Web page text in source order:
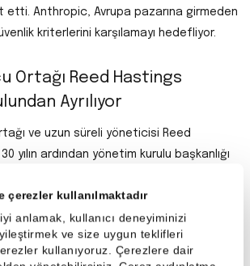
çerezler kullanılmaktadır
anlamak, kullanıcı deneyiminizi
ve size uygun teklifleri
kullanıyoruz. Çerezlere dair
Anthropic, Avrupa pazarına girmeden
kriterlerini karşılamayı hedefliyor.
Ortağı Reed Hastings
Ayrılıyor
ve uzun süreli yöneticisi Reed
yılın ardından yönetim kurulu başkanlığı
Netflix'in Warner Bros gibi büyük satın
kendi reklam modeline ve operasyonel
bir döneme denk geldi. Bu değişim, akış
tamamen kapandığını simgeliyor.